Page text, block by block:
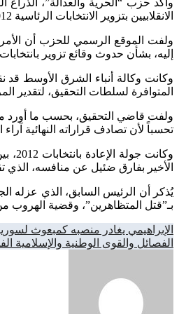
الانقلابيين بتزوير الانتخابات الرئاسية 2012″، بحبس “الرئيس الشرعي والمنتخب للبلاد.”
ولفت الموقع الرسمي للحزب أن الأمر
إليه، بشأن حدوث وقائع تزوير بانتخابات 2012، خلال الأيام القليلة القادمة.
وكانت وكالة أنباء الشرق الأوسط قد
المتوافرة لسلطات التحقيق، لتقدير
ولفت قاضي التحقيق، بحسب ما أورد
تحسباً لأن تصادف قراراته النهائية
الأخير بفارق ضئيل عن منافسه، الذي
بـ”قتل المتظاهرين”، وقضية الهروب من
تصفّح
المقالات
الإبراهيمي يغادر منصبه كمبعوث
الفصائل والقوى الوطنية